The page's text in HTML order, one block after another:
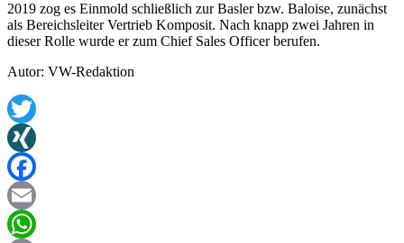
2019 zog es Einmold schließlich zur Basler bzw. Baloise, zunächst
als Bereichsleiter Vertrieb Komposit. Nach knapp zwei Jahren in
dieser Rolle wurde er zum Chief Sales Officer berufen.
Autor: VW-Redaktion
Twitter
XING
Facebook
Email